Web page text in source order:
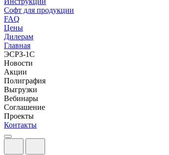
Софт для продукции
FAQ
Цены
Дилерам
Главная
ЭСРЗ-1С
Новости
Акции
Полиграфия
Выгрузки
Вебинары
Соглашение
Проекты
Контакты